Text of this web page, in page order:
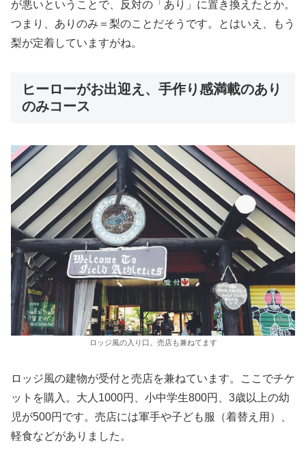
が悪いということで、反対の「あり」に置き換えたとか。
つまり、ありのみ＝梨のことだそうです。とはいえ、もう
梨が定着していますがね。
ヒーローがお出迎え、手作り感満載のあり
のみコース
ロッジ風の入り口。売店も兼ねてます
ロッジ風の建物が受付と売店を兼ねています。ここでチケ
ットを購入。大人1000円、小中学生800円、3歳以上の幼
児が500円です。売店には軍手や子ども服（着替え用）、
軽食などがありました。